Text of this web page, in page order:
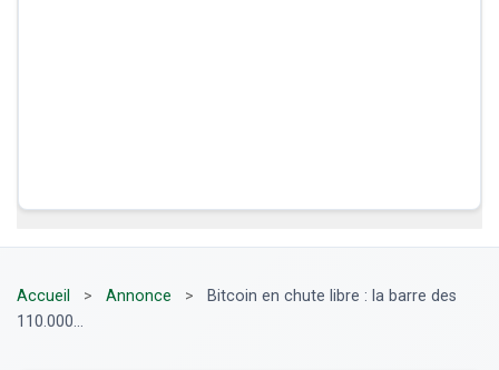
Accueil > Annonce >
Bitcoin en chute libre : la barre des
110.000...